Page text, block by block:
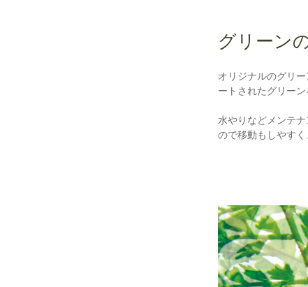
グリーン
オリジナルのグリ
ートされたグリーン
水やりなどメンテ
ので移動もしやす